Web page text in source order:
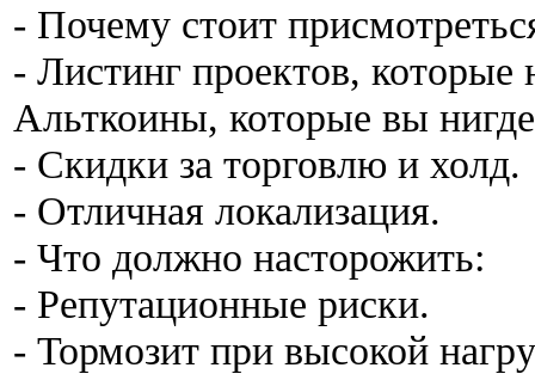
- Почему стоит
- Листинг проектов, которые
Альткоины, которые вы
- Скидки за торговлю и холд.
- Отличная локализация.
- Что должно насторожить:
- Репутационные риски.
- Тормозит при высокой